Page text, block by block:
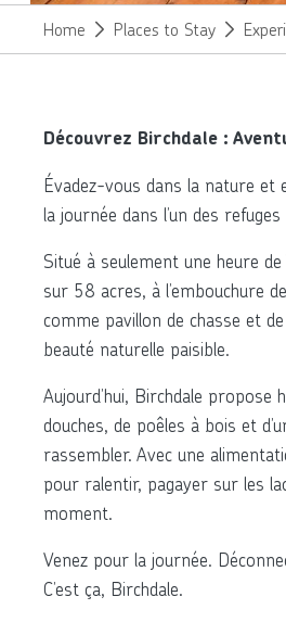
Home Places to Stay
Découvrez Birchdale :
Évadez-vous dans la nature
la journée dans l’un des
Situé à seulement une heure
sur 58 acres, à l’embouchure
comme pavillon de chasse et
beauté naturelle paisible.
Aujourd’hui, Birchdale propose
douches, de poêles à bois et
rassembler. Avec une
pour ralentir, pagayer sur les
moment.
Venez pour la journée.
C’est ça, Birchdale.